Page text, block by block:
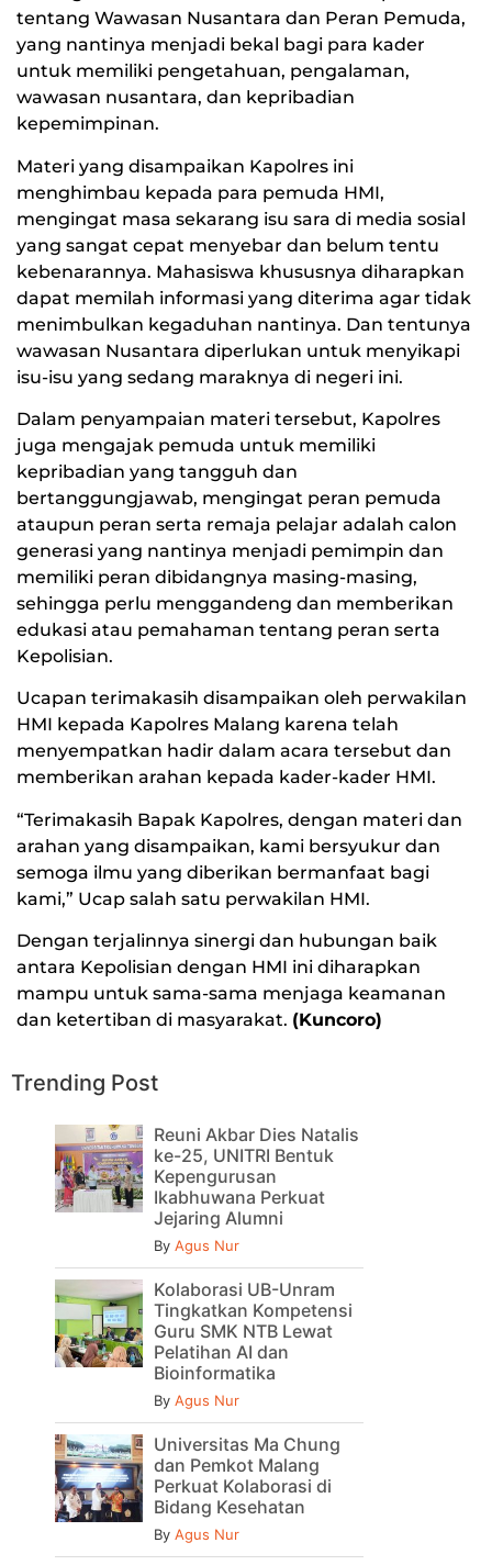
tentang Wawasan Nusantara dan Peran Pemuda,
yang nantinya menjadi bekal bagi para kader
untuk memiliki pengetahuan, pengalaman,
wawasan nusantara, dan kepribadian
kepemimpinan.
Materi yang disampaikan Kapolres ini
menghimbau kepada para pemuda HMI,
mengingat masa sekarang isu sara di media sosial
yang sangat cepat menyebar dan belum tentu
kebenarannya. Mahasiswa khususnya diharapkan
dapat memilah informasi yang diterima agar tidak
menimbulkan kegaduhan nantinya. Dan tentunya
wawasan Nusantara diperlukan untuk menyikapi
isu-isu yang sedang maraknya di negeri ini.
Dalam penyampaian materi tersebut, Kapolres
juga mengajak pemuda untuk memiliki
kepribadian yang tangguh dan
bertanggungjawab, mengingat peran pemuda
ataupun peran serta remaja pelajar adalah calon
generasi yang nantinya menjadi pemimpin dan
memiliki peran dibidangnya masing-masing,
sehingga perlu menggandeng dan memberikan
edukasi atau pemahaman tentang peran serta
Kepolisian.
Ucapan terimakasih disampaikan oleh perwakilan
HMI kepada Kapolres Malang karena telah
menyempatkan hadir dalam acara tersebut dan
memberikan arahan kepada kader-kader HMI.
“Terimakasih Bapak Kapolres, dengan materi dan
arahan yang disampaikan, kami bersyukur dan
semoga ilmu yang diberikan bermanfaat bagi
kami,” Ucap salah satu perwakilan HMI.
Dengan terjalinnya sinergi dan hubungan baik
antara Kepolisian dengan HMI ini diharapkan
mampu untuk sama-sama menjaga keamanan
dan ketertiban di masyarakat. (Kuncoro)
Trending Post
Reuni Akbar Dies Natalis
ke-25, UNITRI Bentuk
Kepengurusan
Ikabhuwana Perkuat
Jejaring Alumni
By Agus Nur
Kolaborasi UB-Unram
Tingkatkan Kompetensi
Guru SMK NTB Lewat
Pelatihan AI dan
Bioinformatika
By Agus Nur
Universitas Ma Chung
dan Pemkot Malang
Perkuat Kolaborasi di
Bidang Kesehatan
By Agus Nur